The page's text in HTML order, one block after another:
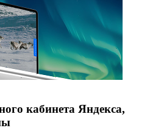
кабинета Яндекса,